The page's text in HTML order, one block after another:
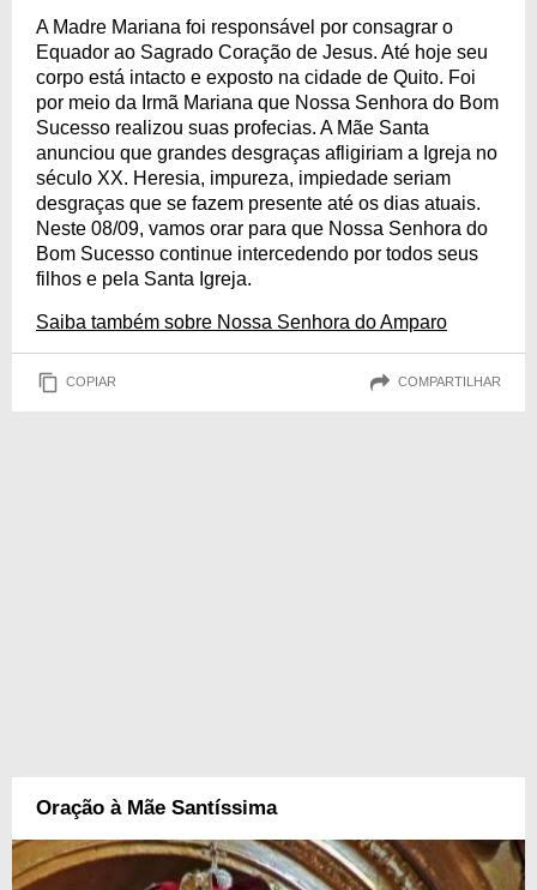
A Madre Mariana foi responsável por consagrar o
Equador ao Sagrado Coração de Jesus. Até hoje seu
corpo está intacto e exposto na cidade de Quito. Foi
por meio da Irmã Mariana que Nossa Senhora do Bom
Sucesso realizou suas profecias. A Mãe Santa
anunciou que grandes desgraças afligiriam a Igreja no
século XX. Heresia, impureza, impiedade seriam
desgraças que se fazem presente até os dias atuais.
Neste 08/09, vamos orar para que Nossa Senhora do
Bom Sucesso continue intercedendo por todos seus
filhos e pela Santa Igreja.
Saiba também sobre Nossa Senhora do Amparo
COPIAR COMPARTILHAR
Oração à Mãe Santíssima